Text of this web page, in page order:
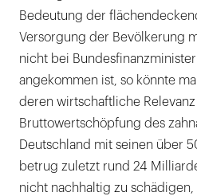
Bedeutung der
Versorgung der Bevölkerung
nicht bei
angekommen ist, so könnte
deren wirtschaftliche
Bruttowertschöpfung des
Deutschland mit seinen über
betrug zuletzt rund 24
nicht nachhaltig zu